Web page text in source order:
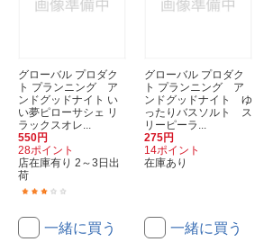
グローバル プロダク
ト プランニング ア
ンドグッドナイト い
い夢ピローサシェ リ
ラックスオレ...
550円
28ポイント
店在庫有り 2～3日出
荷
一緒に買う
グローバル プロダク
ト プランニング ア
ンドグッドナイト ゆ
ったりバスソルト ス
リーピーラ...
275円
14ポイント
在庫あり
一緒に買う